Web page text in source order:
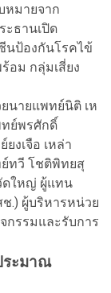
หมายจาก
ะธานเปิด
นป้องกันโรคไข้
อม กลุ่มเสี่ยง
นายแพทย์นิติ เห
ย์พรศักดิ์
งเจือ เหล่า
ย์ทวี โชติพิทยสุ
ดใหญ่ ผู้แทน
.) ผู้บริหารหน่วย
กรรมและรับการ
ระมาณ